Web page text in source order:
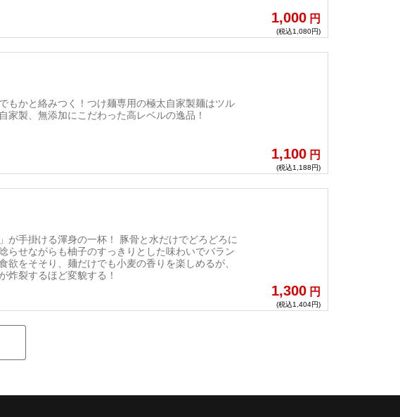
1,000 円
(税込1,080円)
もかと絡みつく！つけ麺専用の極太自家製麺はツル
製、無添加にこだわった高レベルの逸品！
1,100 円
(税込1,188円)
手掛ける渾身の一杯！ 豚骨と水だけでどろどろに
らせながらも柚子のすっきりとした味わいでバラン
をそそり、麺だけでも小麦の香りを楽しめるが、
炸裂するほど変貌する！
1,300 円
(税込1,404円)